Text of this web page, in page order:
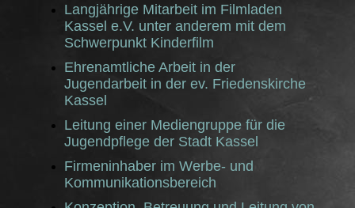
Langjährige Mitarbeit im Filmladen
Kassel e.V. unter anderem mit dem
Schwerpunkt Kinderfilm
Ehrenamtliche Arbeit in der
Jugendarbeit in der ev. Friedenskirche
Kassel
Leitung einer Mediengruppe für die
Jugendpflege der Stadt Kassel
Firmeninhaber im Werbe- und
Kommunikationsbereich